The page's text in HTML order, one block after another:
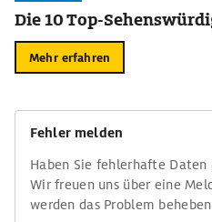
Die 10 Top-
Mehr erfahren
Fehler melden
Haben Sie fehlerhafte
Wir freuen uns über eine
werden das Problem